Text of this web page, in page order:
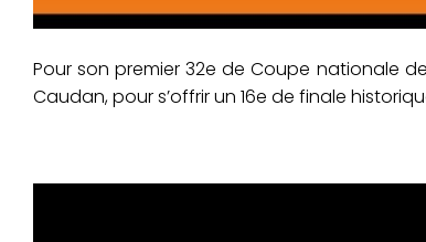
Pour son premier 32e de Coupe nationale
Caudan, pour s’offrir un 16e de finale